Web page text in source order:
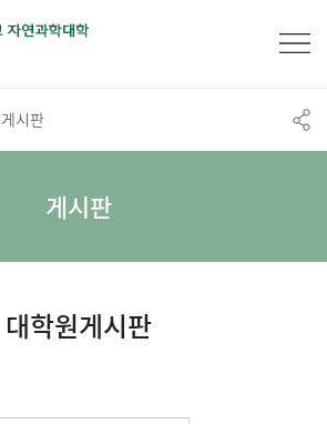
시판
게시판
대학원게시판